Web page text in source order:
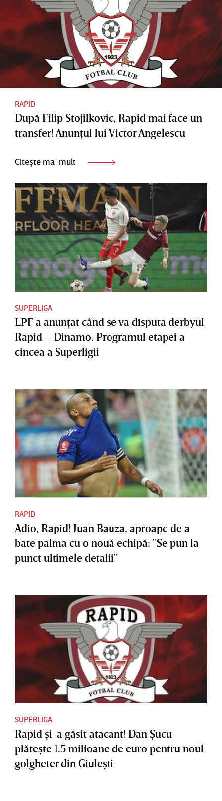
RAPID
După Filip Stojilkovic, Rapid mai face un
transfer! Anunţul lui Victor Angelescu
Citește mai mult
SUPERLIGA
LPF a anunţat când se va disputa derbyul
Rapid – Dinamo. Programul etapei a
cincea a Superligii
RAPID
Adio, Rapid! Juan Bauza, aproape de a
bate palma cu o nouă echipă: "Se pun la
punct ultimele detalii"
SUPERLIGA
Rapid şi-a găsit atacant! Dan Şucu
plăteşte 1.5 milioane de euro pentru noul
golgheter din Giuleşti